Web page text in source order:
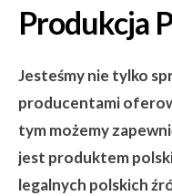
Produkcja
Jesteśmy nie tylko
producentami
tym możemy
jest produktem
legalnych polskich